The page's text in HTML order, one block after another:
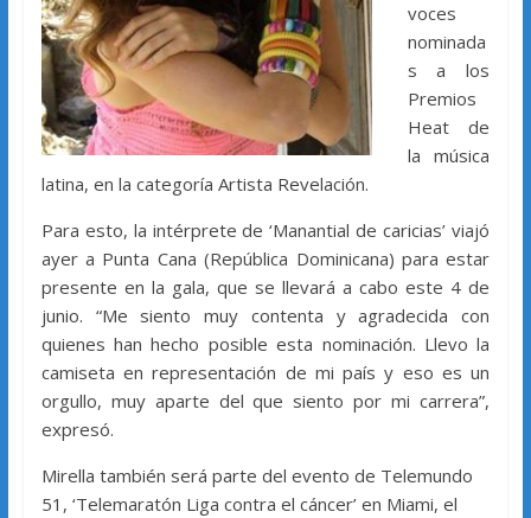
voces
nominada
s a los
Premios
Heat de
la música
latina, en la categoría Artista Revelación.
Para esto, la intérprete de ‘Manantial de caricias’ viajó
ayer a Punta Cana (República Dominicana) para estar
presente en la gala, que se llevará a cabo este 4 de
junio. “Me siento muy contenta y agradecida con
quienes han hecho posible esta nominación. Llevo la
camiseta en representación de mi país y eso es un
orgullo, muy aparte del que siento por mi carrera”,
expresó.
Mirella también será parte del evento de Telemundo
51, ‘Telemaratón Liga contra el cáncer’ en Miami, el